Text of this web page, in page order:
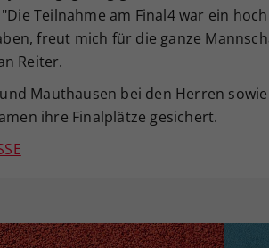
Teilnahme am Final4 war ein
freut mich für die ganze
Reiter.
Mauthausen bei den Herren sowie
ihre Finalplätze gesichert.